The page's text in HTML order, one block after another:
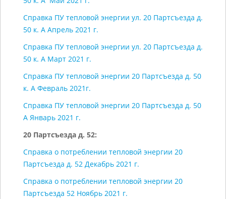
Справка ПУ тепловой энергии ул. 20 Партсъезда д.
50 к. А Апрель 2021 г.
Справка ПУ тепловой энергии ул. 20 Партсъезда д.
50 к. А Март 2021 г.
Справка ПУ тепловой энергии 20 Партсъезда д. 50
к. А Февраль 2021г.
Справка ПУ тепловой энергии 20 Партсъезда д. 50
А Январь 2021 г.
20 Партсъезда д. 52:
Справка о потреблении тепловой энергии 20
Партсъезда д. 52 Декабрь 2021 г.
Справка о потреблении тепловой энергии 20
Партсъезда 52 Ноябрь 2021 г.